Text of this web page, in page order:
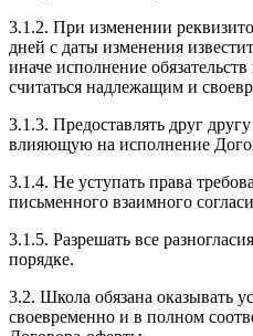
3.1.2. При изменении
дней с даты изменения
иначе исполнение
считаться надлежащим и
3.1.3. Предоставлять друг
влияющую на исполнение
3.1.4. Не уступать права
письменного взаимного
3.1.5. Разрешать все
порядке.
3.2. Школа обязана оказывать
своевременно и в полном